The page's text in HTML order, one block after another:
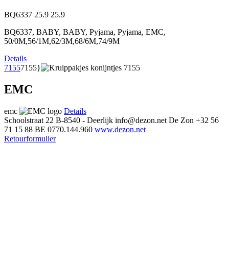
BQ6337 25.9 25.9
BQ6337, BABY, BABY, Pyjama, Pyjama, EMC,
50/0M,56/1M,62/3M,68/6M,74/9M
Details
71557155}
EMC
emc
Details
Schoolstraat 22 B-8540 - Deerlijk info@dezon.net De Zon +32 56
71 15 88 BE 0770.144.960 www.dezon.net
Retourformulier